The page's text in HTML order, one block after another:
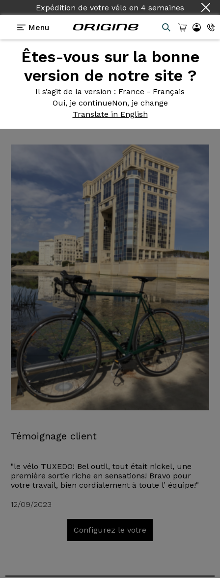
Expédition de votre vélo en 4 semaines
Menu
Êtes-vous sur la bonne
version de notre site ?
Il s’agit de la version : France - Français
Oui, je continueNon, je change
Translate in English
Témoignages>Tuxedo - Shimano Tiagra -
Tuxedo -Shimano Tiagra -
Campagnolo Calima
Témoignage client
"le vélo TUXEDO! Bel outil, tout était nickel, une
première sortie riche en sensations! Bravo pour
votre travail, bien cordialement à toute l’ équipe!"
12/09/2023
Configurez le votre